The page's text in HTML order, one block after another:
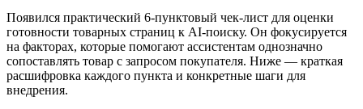
Появился практический 6‑пунктовый чек‑лист для оценки
готовности товарных страниц к AI‑поиску. Он фокусируется
на факторах, которые помогают ассистентам однозначно
сопоставлять товар с запросом покупателя. Ниже — краткая
расшифровка каждого пункта и конкретные шаги для
внедрения.